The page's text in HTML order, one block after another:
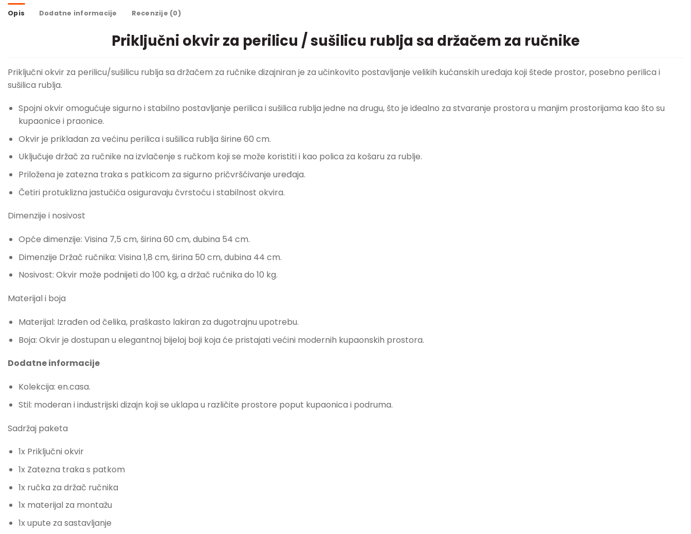
Opis Dodatne informacije Recenzije (0)
Priključni okvir za perilicu / sušilicu rublja sa držačem za ručnike
Priključni okvir za perilicu/sušilicu rublja sa držačem za ručnike dizajniran je za učinkovito postavljanje velikih kućanskih uređaja koji štede prostor, posebno perilica i
sušilica rublja.
Spojni okvir omogućuje sigurno i stabilno postavljanje perilica i sušilica rublja jedne na drugu, što je idealno za stvaranje prostora u manjim prostorijama kao što su
kupaonice i praonice.
Okvir je prikladan za većinu perilica i sušilica rublja širine 60 cm.
Uključuje držač za ručnike na izvlačenje s ručkom koji se može koristiti i kao polica za košaru za rublje.
Priložena je zatezna traka s patkicom za sigurno pričvršćivanje uređaja.
Četiri protuklizna jastučića osiguravaju čvrstoću i stabilnost okvira.
Dimenzije i nosivost
Opće dimenzije: Visina 7,5 cm, širina 60 cm, dubina 54 cm.
Dimenzije Držač ručnika: Visina 1,8 cm, širina 50 cm, dubina 44 cm.
Nosivost: Okvir može podnijeti do 100 kg, a držač ručnika do 10 kg.
Materijal i boja
Materijal: Izrađen od čelika, praškasto lakiran za dugotrajnu upotrebu.
Boja: Okvir je dostupan u elegantnoj bijeloj boji koja će pristajati većini modernih kupaonskih prostora.
Dodatne informacije
Kolekcija: en.casa.
Stil: moderan i industrijski dizajn koji se uklapa u različite prostore poput kupaonica i podruma.
Sadržaj paketa
1x Priključni okvir
1x Zatezna traka s patkom
1x ručka za držač ručnika
1x materijal za montažu
1x upute za sastavljanje